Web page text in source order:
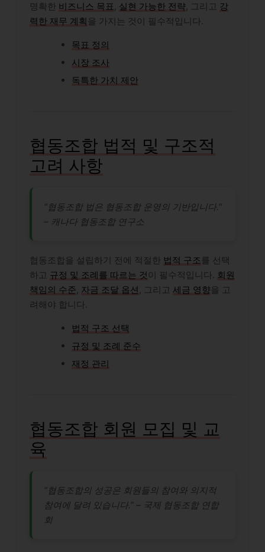
명확한 비즈니스 목표 , 실현 가능한 전략, 그리고 강
력한 재무 계획을 가지는 것이 필수적입니다.
목표 정의
시장 조사
독특한 가치 제안
협동조합 법적 및 구조적
고려 사항
“협동조합 법은 협동조합 운영의 기반입니다.”
– 캐나다 협동조합 연구소
협동조합을 설립하기 전에 적절한 법적 구조를 선택
하고 규정 및 조례를 따르는 것 이 필수적입니다. 회원
책임의 수준, 자금 조달 옵션 , 그리고 세금 영향을 고
려해야 합니다.
법적 구조 선택
규정 및 조례 준수
재정 관리
협동조합 회원 모집 및 교
육
“협동조합의 성공은 회원들의 참여와 의지적
참여에 달려 있습니다.” – 국제 협동조합 연합
회